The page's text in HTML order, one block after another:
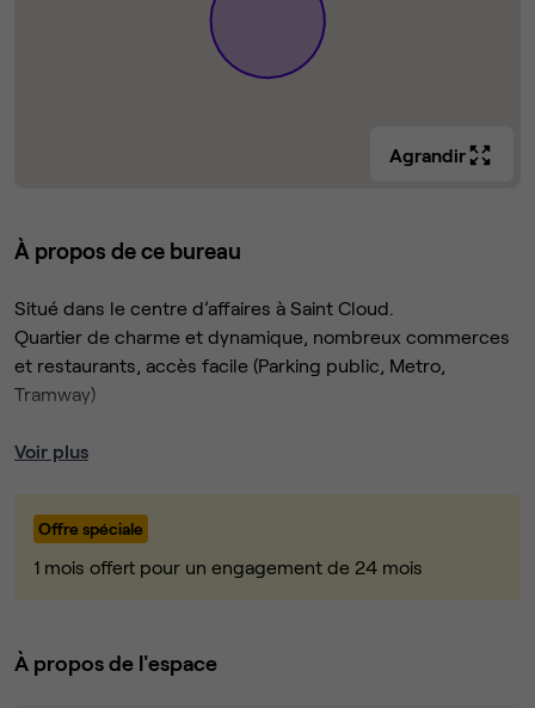
Agrandir
À propos de ce bureau
Situé dans le centre d’affaires à Saint Cloud.
Quartier de charme et dynamique, nombreux commerces
et restaurants, accès facile (Parking public, Metro,
Tramway)
Espace de co-working de 170m2 constitué de 5 bureaux
Vous partagerez cet espace convivial, calme et à
dimension humaine et accédez à une grande salle de
Possibilité de louer 3 places de parking privé (accès
direct) à 100€/mois
Voir plus
Offre spéciale
1 mois offert pour un engagement de 24 mois
À propos de l'espace